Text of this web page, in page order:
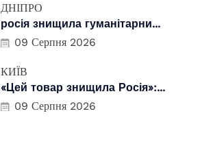
ДНІПРО
росія знищила гуманітарни...
09 Серпня 2026
КИЇВ
«Цей товар знищила Росія»:...
09 Серпня 2026